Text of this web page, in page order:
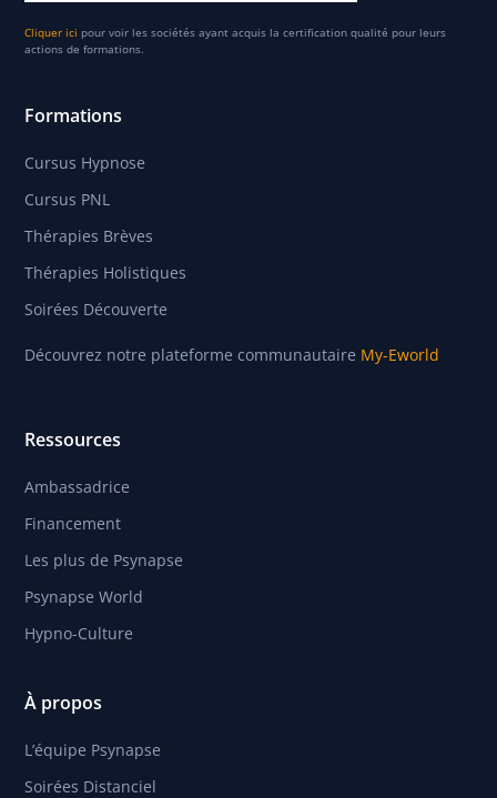
Cliquer ici pour voir les sociétés ayant acquis la certification qualité pour leurs
actions de formations.
Formations
Cursus Hypnose
Cursus PNL
Thérapies Brèves
Thérapies Holistiques
Soirées Découverte
Découvrez notre plateforme communautaire My-Eworld
Ressources
Ambassadrice
Financement
Les plus de Psynapse
Psynapse World
Hypno-Culture
À propos
L’équipe Psynapse
Soirées Distanciel